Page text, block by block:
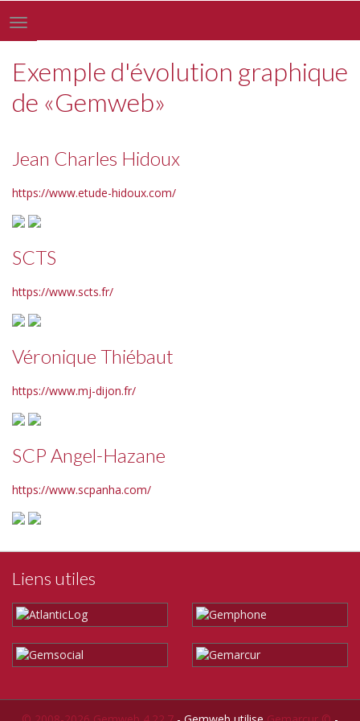
Toggle
navigation
Exemple d'évolution graphique
de «Gemweb»
Jean Charles Hidoux
https://www.etude-hidoux.com/
SCTS
https://www.scts.fr/
Véronique Thiébaut
https://www.mj-dijon.fr/
SCP Angel-Hazane
https://www.scpanha.com/
Liens utiles